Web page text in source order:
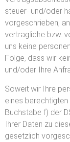
steuer- und/oder
vorgeschrieben,
vertragliche bzw.
uns keine
Folge, dass wir
und/oder Ihre
Soweit wir Ihre
eines
Buchstabe f) der
Ihrer Daten zu
gesetzlich